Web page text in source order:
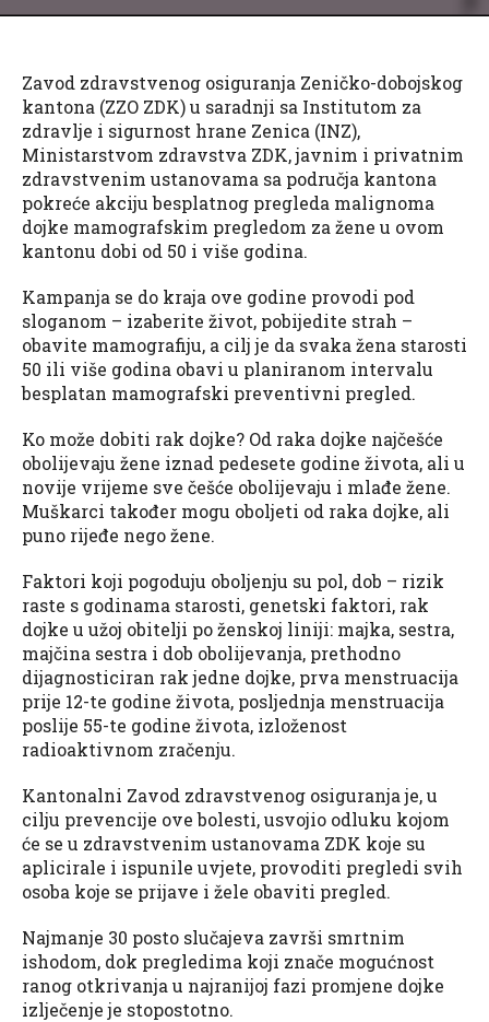
Zavod zdravstvenog osiguranja Zeničko-dobojskog
kantona (ZZO ZDK) u saradnji sa Institutom za
zdravlje i sigurnost hrane Zenica (INZ),
Ministarstvom zdravstva ZDK, javnim i privatnim
zdravstvenim ustanovama sa područja kantona
pokreće akciju besplatnog pregleda malignoma
dojke mamografskim pregledom za žene u ovom
kantonu dobi od 50 i više godina.
Kampanja se do kraja ove godine provodi pod
sloganom – izaberite život, pobijedite strah –
obavite mamografiju, a cilj je da svaka žena starosti
50 ili više godina obavi u planiranom intervalu
besplatan mamografski preventivni pregled.
Ko može dobiti rak dojke? Od raka dojke najčešće
obolijevaju žene iznad pedesete godine života, ali u
novije vrijeme sve češće obolijevaju i mlađe žene.
Muškarci također mogu oboljeti od raka dojke, ali
puno rijeđe nego žene.
Faktori koji pogoduju oboljenju su pol, dob – rizik
raste s godinama starosti, genetski faktori, rak
dojke u užoj obitelji po ženskoj liniji: majka, sestra,
majčina sestra i dob obolijevanja, prethodno
dijagnosticiran rak jedne dojke, prva menstruacija
prije 12-te godine života, posljednja menstruacija
poslije 55-te godine života, izloženost
radioaktivnom zračenju.
Kantonalni Zavod zdravstvenog osiguranja je, u
cilju prevencije ove bolesti, usvojio odluku kojom
će se u zdravstvenim ustanovama ZDK koje su
aplicirale i ispunile uvjete, provoditi pregledi svih
osoba koje se prijave i žele obaviti pregled.
Najmanje 30 posto slučajeva završi smrtnim
ishodom, dok pregledima koji znače mogućnost
ranog otkrivanja u najranijoj fazi promjene dojke
izlječenje je stopostotno.